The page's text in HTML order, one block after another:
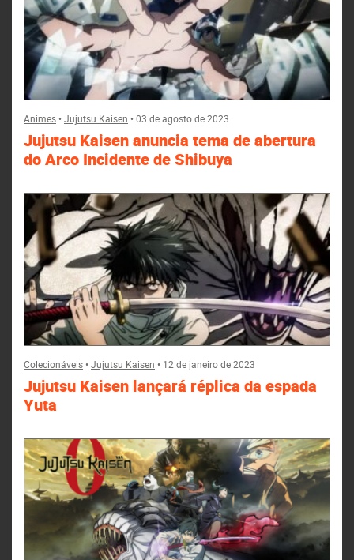
Animes•Jujutsu Kaisen •03 de agosto de 2023
Jujutsu Kaisen anuncia tema de abertura
do Arco Incidente de Shibuya
Colecionáveis•Jujutsu Kaisen • 12 de janeiro de 2023
Jujutsu Kaisen lançará réplica da espada
Yuta